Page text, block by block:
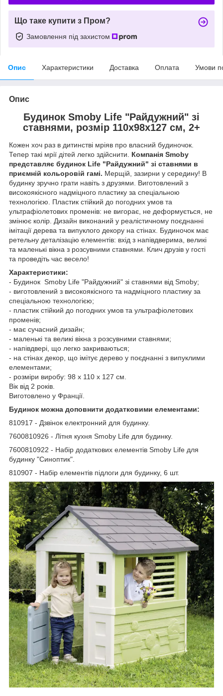
Що таке купити з Пром?
Замовлення під захистом
Опис Характеристики Доставка Оплата Умови
Опис
Будинок Smoby Life "Райдужний" зі
ставнями, розмір 110х98х127 см, 2+
Кожен хоч раз в дитинстві мріяв про власний будиночок.
Тепер такі мрії дітей легко здійснити. Компанія Smoby
представляє будинок Life "Райдужний" зі ставнями в
приємній кольоровій гамі. Мерщій, зазирни у середину! В
будинку зручно грати навіть з друзями. Виготовлений з
високоякісного надміцного пластику за спеціальною
технологією. Пластик стійкий до погодних умов та
ультрафіолетових променів: не вигорає, не деформується, не
змінює колір. Дизайн виконаний у реалістичному поєднанні
імітації дерева та випуклого декору на стінах. Будиночок має
ретельну деталізацію елементів: вхід з напівдверима, великі
та маленькі вікна з розсувними ставнями. Клич друзів у гості
та проведіть час весело!
Характеристики:
- Будинок Smoby Life "Райдужний" зі ставнями від Smoby;
- виготовлений з високоякісного та надміцного пластику за
спеціальною технологією;
- пластик стійкий до погодних умов та ультрафіолетових
променів;
- має сучасний дизайн;
- маленькі та великі вікна з розсувними ставнями;
- напівдвері, що легко закриваються;
- на стінах декор, що імітує дерево у поєднанні з випуклими
елементами;
- розміри виробу: 98 х 110 х 127 см.
Вік від 2 років.
Виготовлено у Франції.
Будинок можна доповнити додатковими елементами:
810917 - Дзвінок електронний для будинку.
7600810926 - Літня кухня Smoby Life для будинку.
7600810922 - Набір додаткових елементів Smoby Life для
будинку "Синоптик".
810907 - Набір елементів підлоги для будинку, 6 шт.